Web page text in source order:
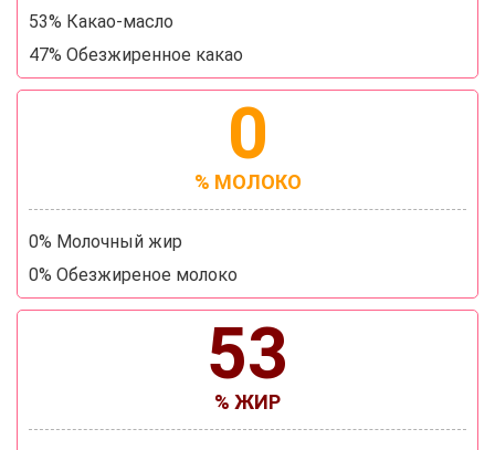
53% Какао-масло
47% Обезжиренное какао
0
% МОЛОКО
0% Молочный жир
0% Обезжиреное молоко
53
% ЖИР